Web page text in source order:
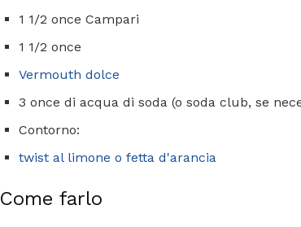
1 1/2 once Campari
1 1/2 once
Vermouth dolce
3 once di acqua di soda (o soda club, se
Contorno:
twist al limone o fetta d'arancia
Come farlo